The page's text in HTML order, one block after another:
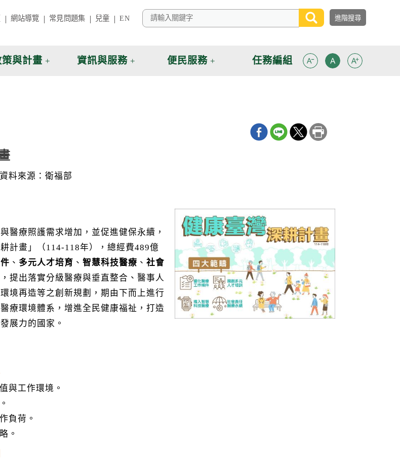
網站導覽 常見問題集 兒童 EN
策與計畫 資訊與服務 便民服務 任務編組
資料來源：衛福部
醫療照護需求增加，並促進健保永續，
計畫」（114-118年），總經費489億
、 多元人才培育 、 智慧科技醫療 、 社會
提出落實分級醫療與垂直整合、醫事人
境再造等之創新規劃，期由下而上進行
療環境體系，增進全民健康福祉，打造
展力的國家。
與工作環境。
負荷。
。